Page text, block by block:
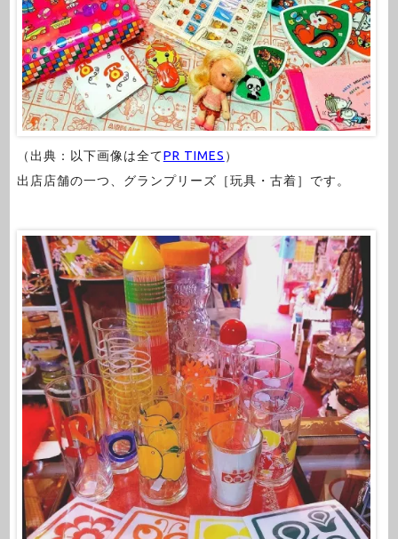
（出典：以下画像は全てPR TIMES ）
出店店舗の一つ、グランプリーズ［玩具・古着］です。